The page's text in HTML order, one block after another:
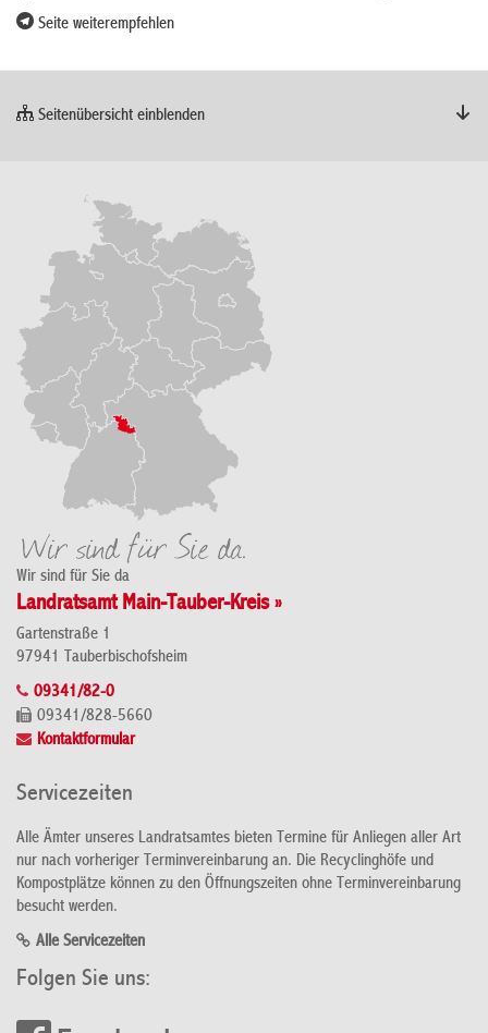
Seite weiterempfehlen
Seitenübersicht einblenden
Wir sind für Sie da
Landratsamt Main-Tauber-Kreis »
Gartenstraße 1
97941 Tauberbischofsheim
09341/82-0
09341/828-5660
Kontaktformular
Servicezeiten
Alle Ämter unseres Landratsamtes bieten Termine für Anliegen aller Art
nur nach vorheriger Terminvereinbarung an. Die Recyclinghöfe und
Kompostplätze können zu den Öffnungszeiten ohne Terminvereinbarung
besucht werden.
Alle Servicezeiten
Folgen Sie uns: